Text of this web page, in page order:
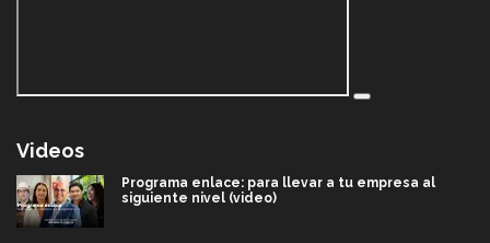
Videos
Programa enlace: para llevar a tu empresa al
siguiente nivel (video)